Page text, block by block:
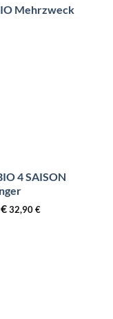
Mehrzweck
4 SAISON
€Aktueller
32,90€